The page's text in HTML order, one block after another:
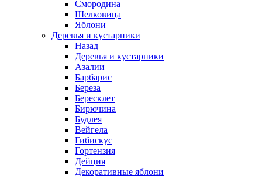
Смородина
Шелковица
Яблони
Деревья и кустарники
Назад
Деревья и кустарники
Азалии
Барбарис
Береза
Бересклет
Бирючина
Будлея
Вейгела
Гибискус
Гортензия
Дейция
Декоративные яблони